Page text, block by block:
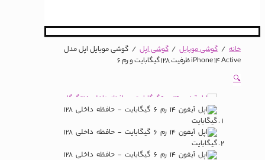
خانه/گوشی موبایل/گوشی اپل/گوشی موبایل اپل مدل
iPhone 14 Active ظرفیت 128 گیگابایت و رم 6
🔍